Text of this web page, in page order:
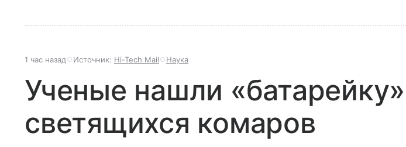
1 час назад Источник: Hi-Tech Mail Наука
Ученые нашли «батарейку»
светящихся комаров